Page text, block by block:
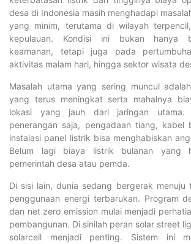
desa di Indonesia masih menghadapi
yang minim, terutama di wilayah
kepulauan. Kondisi ini bukan hanya
keamanan, tetapi juga pada
aktivitas malam hari, hingga sektor wisata
Masalah utama yang sering muncul
yang terus meningkat serta mahalnya
lokasi yang jauh dari jaringan
penerangan saja, pengadaan tiang, kabel
instalasi panel listrik bisa menghabiskan
Belum lagi biaya listrik bulanan yang
pemerintah desa atau pemda.
Di sisi lain, dunia sedang bergerak menuju
penggunaan energi terbarukan. Program
dan net zero emission mulai menjadi
pembangunan. Di sinilah peran solar street
solarcell menjadi penting. Sistem ini